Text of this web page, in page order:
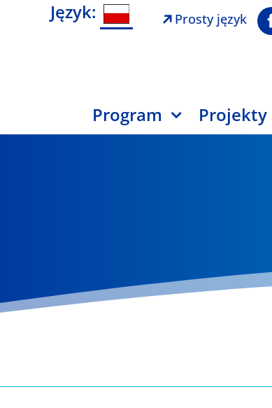
Język: Prosty język
Program Projekty